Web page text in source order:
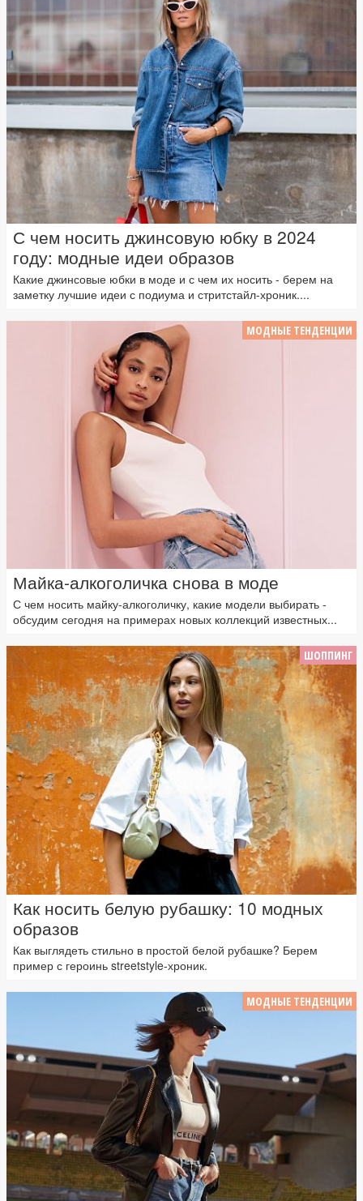
С чем носить джинсовую юбку в 2024
году: модные идеи образов
Какие джинсовые юбки в моде и с чем их носить - берем на
заметку лучшие идеи с подиума и стритстайл-хроник....
МОДНЫЕ ТЕНДЕНЦИИ
Майка-алкоголичка снова в моде
С чем носить майку-алкоголичку, какие модели выбирать -
обсудим сегодня на примерах новых коллекций известных...
ШОППИНГ
Как носить белую рубашку: 10 модных
образов
Как выглядеть стильно в простой белой рубашке? Берем
пример с героинь streetstyle-хроник.
МОДНЫЕ ТЕНДЕНЦИИ